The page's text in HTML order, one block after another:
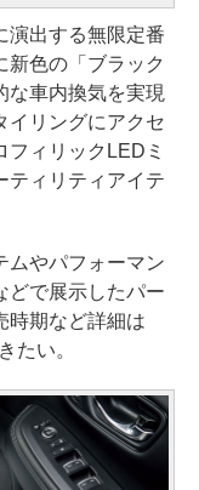
出する無限定番
新色の「ブラック
な車内換気を実現
イリングにアクセ
フィリックLEDミ
ティリティアイテ
やパフォーマン
どで展示したパー
時期など詳細は
たい。